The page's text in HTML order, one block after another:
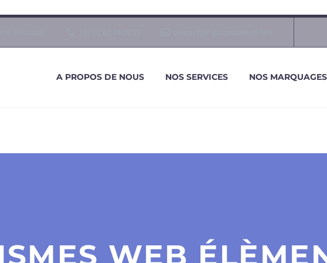
A PROPOS DE NOUS NOS SERVICES NOS MARQUAGES
WEB